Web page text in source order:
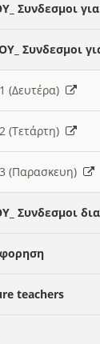
Συνδεσμοι για
Συνδεσμοι
(Δευτέρα)
(Τετάρτη)
(Παρασκευη)
Συνδεσμοι
teachers